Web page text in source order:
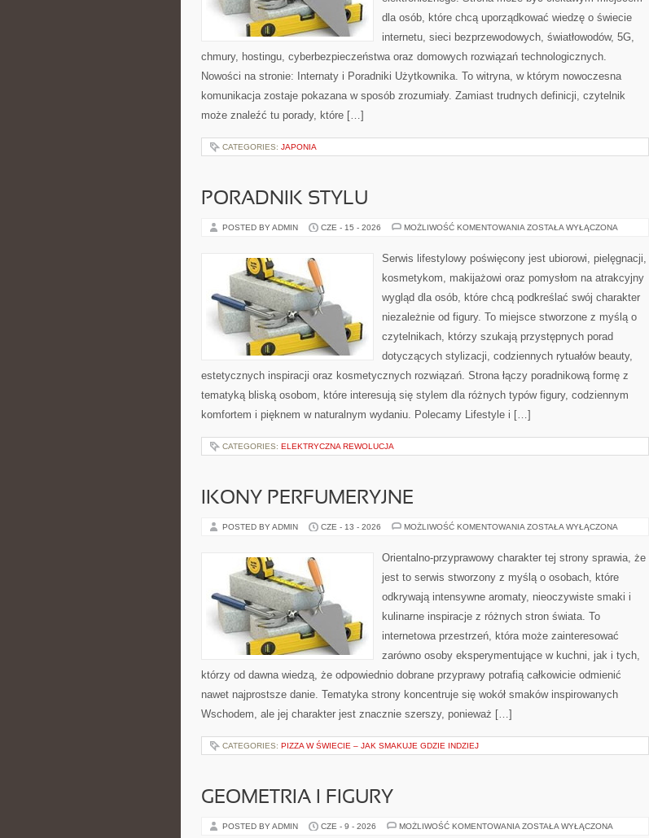
dla osób, które chcą uporządkować wiedzę o świecie
internetu, sieci bezprzewodowych, światłowodów, 5G,
chmury, hostingu, cyberbezpieczeństwa oraz domowych rozwiązań technologicznych.
Nowości na stronie: Internaty i Poradniki Użytkownika. To witryna, w którym nowoczesna
komunikacja zostaje pokazana w sposób zrozumiały. Zamiast trudnych definicji, czytelnik
może znaleźć tu porady, które […]
CATEGORIES: JAPONIA
PORADNIK STYLU
POSTED BY ADMIN CZE - 15 - 2026 MOŻLIWOŚĆ KOMENTOWANIA PORADNIK
ZOSTAŁA WYŁĄCZONA
Serwis lifestylowy poświęcony jest ubiorowi, pielęgnacji,
kosmetykom, makijażowi oraz pomysłom na atrakcyjny
wygląd dla osób, które chcą podkreślać swój charakter
niezależnie od figury. To miejsce stworzone z myślą o
czytelnikach, którzy szukają przystępnych porad
dotyczących stylizacji, codziennych rytuałów beauty,
estetycznych inspiracji oraz kosmetycznych rozwiązań. Strona łączy poradnikową formę z
tematyką bliską osobom, które interesują się stylem dla różnych typów figury, codziennym
komfortem i pięknem w naturalnym wydaniu. Polecamy Lifestyle i […]
CATEGORIES: ELEKTRYCZNA REWOLUCJA
IKONY PERFUMERYJNE
POSTED BY ADMIN CZE - 13 - 2026 MOŻLIWOŚĆ KOMENTOWANIA IKONY
ZOSTAŁA WYŁĄCZONA
Orientalno-przyprawowy charakter tej strony sprawia, że
jest to serwis stworzony z myślą o osobach, które
odkrywają intensywne aromaty, nieoczywiste smaki i
kulinarne inspiracje z różnych stron świata. To
internetowa przestrzeń, która może zainteresować
zarówno osoby eksperymentujące w kuchni, jak i tych,
którzy od dawna wiedzą, że odpowiednio dobrane przyprawy potrafią całkowicie odmienić
nawet najprostsze danie. Tematyka strony koncentruje się wokół smaków inspirowanych
Wschodem, ale jej charakter jest znacznie szerszy, ponieważ […]
CATEGORIES: PIZZA W ŚWIECIE – JAK SMAKUJE GDZIE INDZIEJ
GEOMETRIA I FIGURY
POSTED BY ADMIN CZE - 9 - 2026 MOŻLIWOŚĆ KOMENTOWANIA GEOMETRIA
ZOSTAŁA WYŁĄCZONA